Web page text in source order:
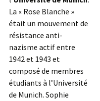
La « Rose Blanche »
était un mouvement de
résistance anti-
nazisme actif entre
1942 et 1943 et
composé de membres
étudiants à l’Université
de Munich. Sophie